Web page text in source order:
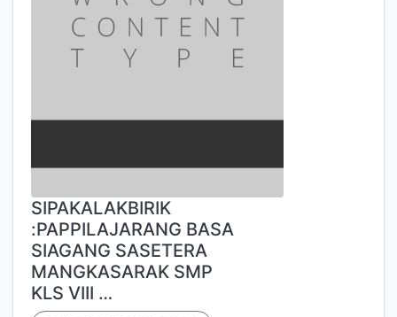
SIPAKALAKBIRIK
:PAPPILAJARANG BASA
SIAGANG SASETERA
MANGKASARAK SMP
KLS VIII …